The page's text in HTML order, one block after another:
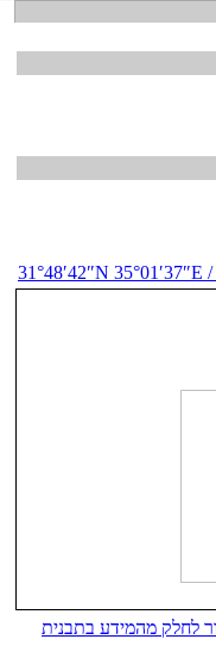
31°48′42″N 35°01′37″E /